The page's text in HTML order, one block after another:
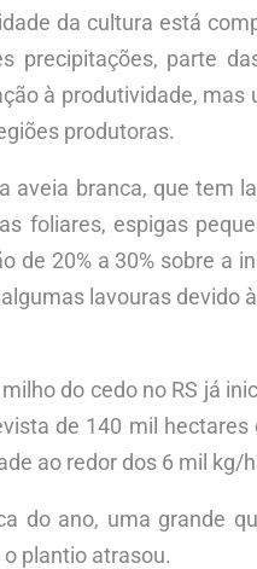
da cultura está
precipitações, parte
à produtividade,
produtoras.
aveia branca, que tem
foliares, espigas
de 20% a 30% sobre a
lavouras devido
do cedo no RS já
de 140 mil
ao redor dos 6 mil
do ano, uma grande
plantio atrasou.